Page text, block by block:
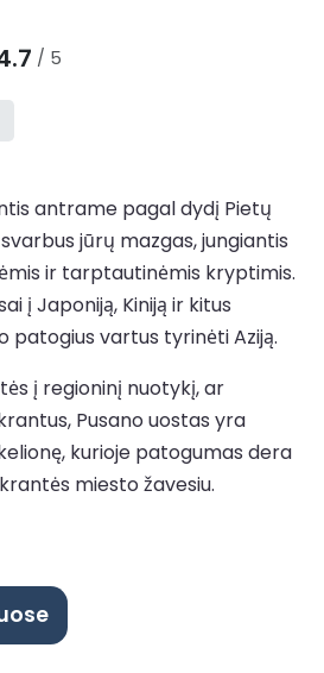
/ 5
antrame pagal dydį Pietų
jūrų mazgas, jungiantis
ir tarptautinėmis kryptimis.
į Japoniją, Kiniją ir kitus
patogius vartus tyrinėti Aziją.
į regioninį nuotykį, ar
Pusano uostas yra
kurioje patogumas dera
miesto žavesiu.